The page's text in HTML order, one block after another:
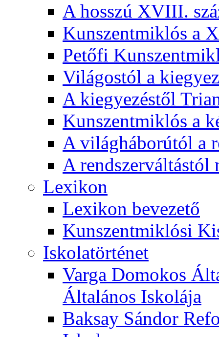
A hosszú XVIII.
Kunszentmiklós a
Petőfi
Világostól a
A kiegyezéstől
Kunszentmiklós a
A világháborútól a
A rendszerváltástól
Lexikon
Lexikon bevezető
Kunszentmiklósi
Iskolatörténet
Varga Domokos
Általános Iskolája
Baksay Sándor